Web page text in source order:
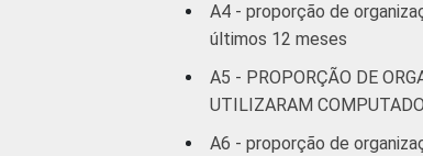
A4 - proporção de
últimos 12 meses
A5 - PROPORÇÃO DE
UTILIZARAM
A6 - proporção de